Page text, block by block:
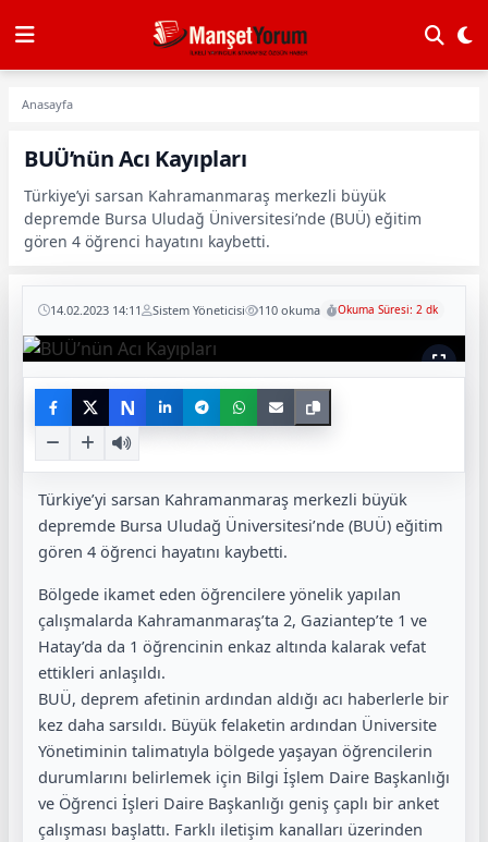
Anasayfa
BUÜ’nün Acı Kayıpları
Türkiye’yi sarsan Kahramanmaraş merkezli büyük
depremde Bursa Uludağ Üniversitesi’nde (BUÜ) eğitim
gören 4 öğrenci hayatını kaybetti.
14.02.2023 14:11 Sistem Yöneticisi 110 okuma Okuma Süresi: 2 dk
N
Türkiye’yi sarsan Kahramanmaraş merkezli büyük
depremde Bursa Uludağ Üniversitesi’nde (BUÜ) eğitim
gören 4 öğrenci hayatını kaybetti.
Bölgede ikamet eden öğrencilere yönelik yapılan
çalışmalarda Kahramanmaraş’ta 2, Gaziantep’te 1 ve
Hatay’da da 1 öğrencinin enkaz altında kalarak vefat
ettikleri anlaşıldı.
BUÜ, deprem afetinin ardından aldığı acı haberlerle bir
kez daha sarsıldı. Büyük felaketin ardından Üniversite
Yönetiminin talimatıyla bölgede yaşayan öğrencilerin
durumlarını belirlemek için Bilgi İşlem Daire Başkanlığı
ve Öğrenci İşleri Daire Başkanlığı geniş çaplı bir anket
çalışması başlattı. Farklı iletişim kanalları üzerinden